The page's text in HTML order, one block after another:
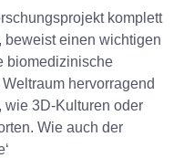
komplett
beweist einen wichtigen
biomedizinische
hervorragend
wie 3D-Kulturen oder
Wie auch der